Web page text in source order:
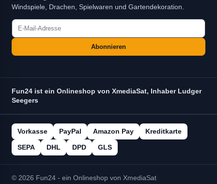
Windspiele, Drachen, Spielwaren und Gartendekoration.
Abonnieren
Fun24 ist ein Onlineshop von XmediaSat, Inhaber Ludger
Seegers
Vorkasse PayPal Amazon Pay Kreditkarte
SEPA DHL DPD GLS
© 2026 Fun24 - ein Onlineshop von XmediaSat